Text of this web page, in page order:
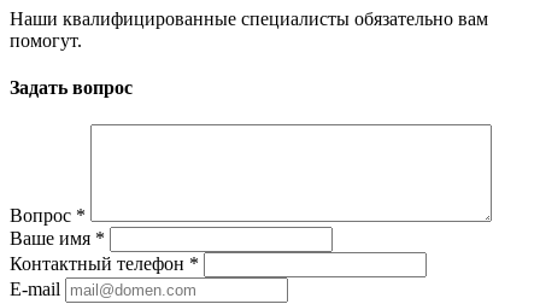
Наши квалифицированные специалисты обязательно вам
помогут.
Задать вопрос
Вопрос *
Ваше имя *
Контактный телефон *
E-mail